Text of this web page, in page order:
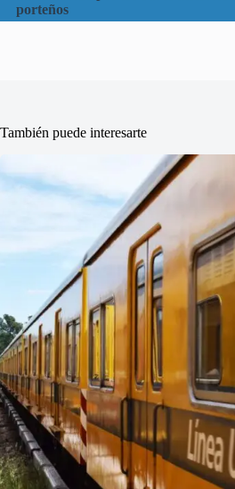
porteños
También puede interesarte